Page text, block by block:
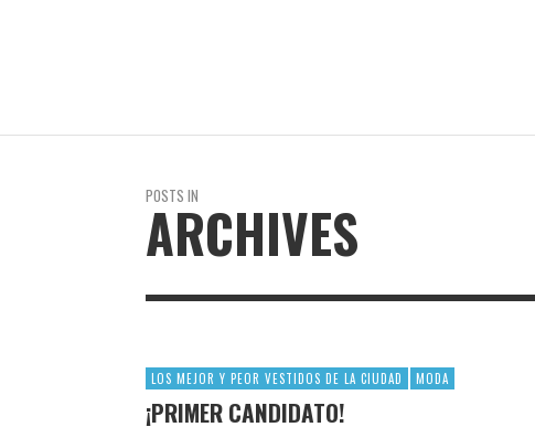
POSTS IN
ARCHIVES
LOS MEJOR Y PEOR VESTIDOS DE LA CIUDAD MODA
¡PRIMER CANDIDATO!